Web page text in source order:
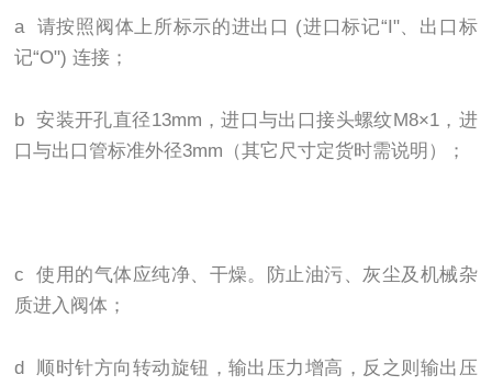
a 请按照阀体上所标示的进出口 (进口标记“I"、出口标
记“O") 连接；
b 安装开孔直径13mm，进口与出口接头螺纹M8×1，进
口与出口管标准外径3mm（其它尺寸定货时需说明）；
c 使用的气体应纯净、干燥。防止油污、灰尘及机械杂
质进入阀体；
d 顺时针方向转动旋钮，输出压力增高，反之则输出压